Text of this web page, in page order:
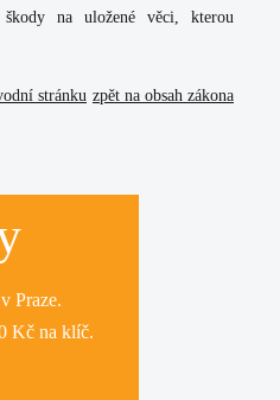
na uložené věci, kterou
zpět na obsah zákona
stránku
v Praze.
Kč na klíč.